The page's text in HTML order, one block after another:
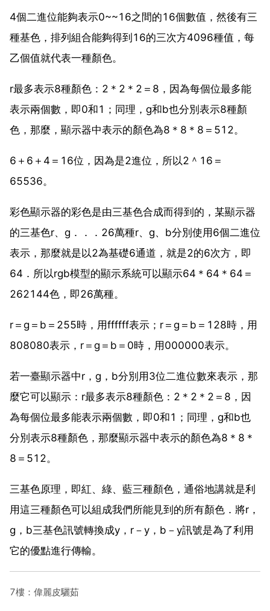
4個二進位能夠表示0~~16之間的16個數值，然後有三
種基色，排列組合能夠得到16的三次方4096種值，每
乙個值就代表一種顏色。
r最多表示8種顏色：2＊2＊2＝8，因為每個位最多能
表示兩個數，即0和1；同理，g和b也分別表示8種顏
色，那麼，顯示器中表示的顏色為8＊8＊8＝512。
6＋6＋4＝16位，因為是2進位，所以2＾16＝
65536。
彩色顯示器的彩色是由三基色合成而得到的，某顯示器
的三基色r、g．．．26萬種r、g、b分別使用6個二進位
表示，那麼就是以2為基礎6通道，就是2的6次方，即
64．所以rgb模型的顯示系統可以顯示64＊64＊64＝
262144色，即26萬種。
r＝g＝b＝255時，用ffffff表示；r＝g＝b＝128時，用
808080表示，r＝g＝b＝0時，用000000表示。
若一臺顯示器中r，g，b分別用3位二進位數來表示，那
麼它可以顯示：r最多表示8種顏色：2＊2＊2＝8，因
為每個位最多能表示兩個數，即0和1；同理，g和b也
分別表示8種顏色，那麼顯示器中表示的顏色為8＊8＊
8＝512。
三基色原理，即紅、綠、藍三種顏色，通俗地講就是利
用這三種顏色可以組成我們所能見到的所有顏色．將r，
g，b三基色訊號轉換成y，r－y，b－y訊號是為了利用
它的優點進行傳輸。
7樓：偉麗皮驪茹